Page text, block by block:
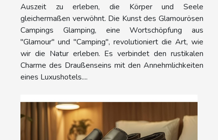
Auszeit zu erleben, die Körper und Seele
gleichermaßen verwöhnt. Die Kunst des Glamourösen
Campings Glamping, eine Wortschöpfung aus
"Glamour" und "Camping", revolutioniert die Art, wie
wir die Natur erleben. Es verbindet den rustikalen
Charme des Draußenseins mit den Annehmlichkeiten
eines Luxushotels....